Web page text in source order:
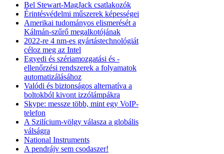
Bel Stewart-MagJack csatlakozók
Érintésvédelmi műszerek képességei
Amerikai tudományos elismerését a
Kálmán-szűrő megalkotójának
2022-re 4 nm-es gyártástechnológiát
céloz meg az Intel
Egyedi és szériamozgatási és -
ellenőrzési rendszerek a folyamatok
automatizálásához
Valódi és biztonságos alternatíva a
boltokból kivont izzólámpákra
Skype: messze több, mint egy VoIP-
telefon
A Szilícium-völgy válasza a globális
válságra
National Instruments
A pendrájv sem csodaszer!